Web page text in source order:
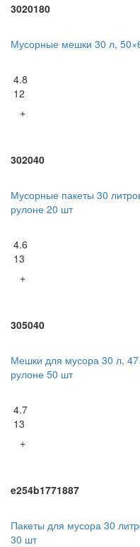
3020180
Мусорные мешки 30 л,
4.8
12
+
302040
Мусорные пакеты 30
рулоне 20 шт
4.6
13
+
305040
Мешки для мусора 30 л,
рулоне 50 шт
4.7
13
+
e254b1771887
Пакеты для мусора 30
30 шт